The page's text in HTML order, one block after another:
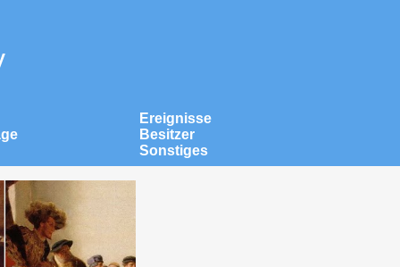
Ereignisse
Besitzer
Sonstiges